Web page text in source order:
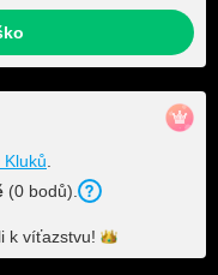
(0 bodů).
k víťazstvu!